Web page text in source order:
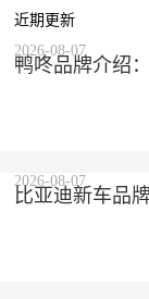
近期更新
鸭咚品牌介绍
2026-08-07
比亚迪新车品
2026-08-07